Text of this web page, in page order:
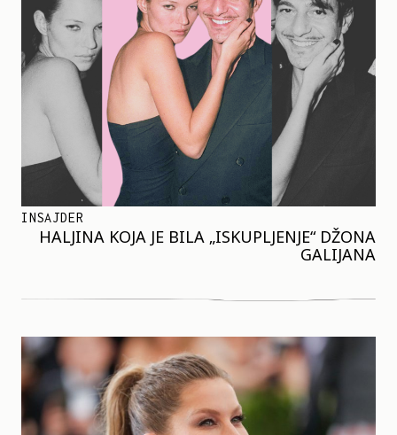
INSAJDER
HALJINA KOJA JE BILA „ISKUPLJENJE“ DŽONA
GALIJANA